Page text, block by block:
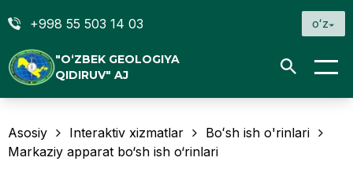
+998 55 503 14 03 oʻz
"O‘ZBEK GEOLOGIYA
QIDIRUV" AJ
Asosiy Interaktiv xizmatlar
Boʻsh ish o'rinlari
Markaziy apparat bo‘sh ish o‘rinlari